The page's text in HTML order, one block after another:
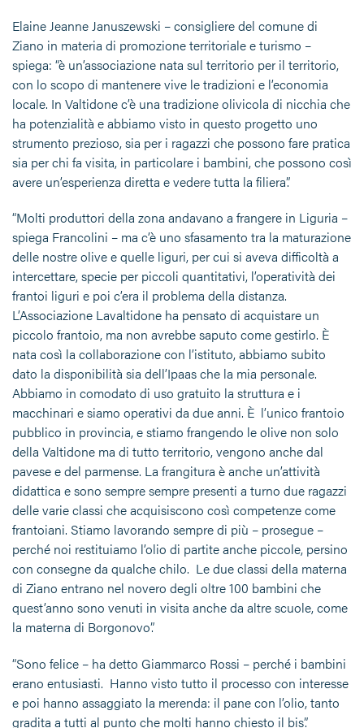
Elaine Jeanne Januszewski – consigliere del comune di
Ziano in materia di promozione territoriale e turismo –
spiega: “è un’associazione nata sul territorio per il territorio,
con lo scopo di mantenere vive le tradizioni e l’economia
locale. In Valtidone c’è una tradizione olivicola di nicchia che
ha potenzialità e abbiamo visto in questo progetto uno
strumento prezioso, sia per i ragazzi che possono fare pratica
sia per chi fa visita, in particolare i bambini, che possono così
avere un’esperienza diretta e vedere tutta la filiera”.
“Molti produttori della zona andavano a frangere in Liguria –
spiega Francolini – ma c’è uno sfasamento tra la maturazione
delle nostre olive e quelle liguri, per cui si aveva difficoltà a
intercettare, specie per piccoli quantitativi, l’operatività dei
frantoi liguri e poi c’era il problema della distanza.
L’Associazione Lavaltidone ha pensato di acquistare un
piccolo frantoio, ma non avrebbe saputo come gestirlo. È
nata così la collaborazione con l’istituto, abbiamo subito
dato la disponibilità sia dell’Ipaas che la mia personale.
Abbiamo in comodato di uso gratuito la struttura e i
macchinari e siamo operativi da due anni. È l’unico frantoio
pubblico in provincia, e stiamo frangendo le olive non solo
della Valtidone ma di tutto territorio, vengono anche dal
pavese e del parmense. La frangitura è anche un’attività
didattica e sono sempre sempre presenti a turno due ragazzi
delle varie classi che acquisiscono così competenze come
frantoiani. Stiamo lavorando sempre di più – prosegue –
perché noi restituiamo l’olio di partite anche piccole, persino
con consegne da qualche chilo. Le due classi della materna
di Ziano entrano nel novero degli oltre 100 bambini che
quest’anno sono venuti in visita anche da altre scuole, come
la materna di Borgonovo”.
“Sono felice – ha detto Giammarco Rossi – perché i bambini
erano entusiasti. Hanno visto tutto il processo con interesse
e poi hanno assaggiato la merenda: il pane con l’olio, tanto
gradita a tutti al punto che molti hanno chiesto il bis”.